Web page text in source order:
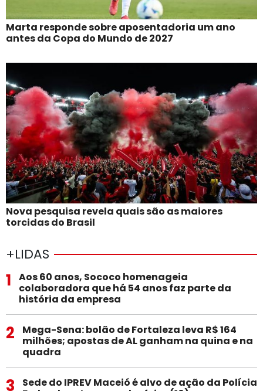
Marta responde sobre aposentadoria um ano
antes da Copa do Mundo de 2027
Nova pesquisa revela quais são as maiores
torcidas do Brasil
+LIDAS
1
Aos 60 anos, Sococo homenageia
colaboradora que há 54 anos faz parte da
história da empresa
2
Mega-Sena: bolão de Fortaleza leva R$ 164
milhões; apostas de AL ganham na quina e na
quadra
3
Sede do IPREV Maceió é alvo de ação da Polícia